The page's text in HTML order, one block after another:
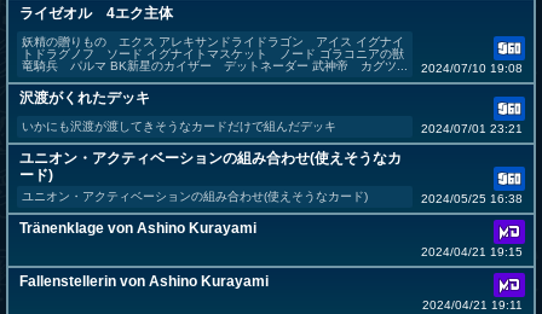
ライゼオル 4エク主体
妖精の贈りもの エクス アレキサンドライドラゴン アイス イグナイ
トドラグノフ ソード イグナイトマスケット ノード ゴラコニアの獣
竜騎兵 パルマ BK新星のカイザー デットネーダー 武神帝 カグツ...
2024/07/10 19:08
沢渡がくれたデッキ
いかにも沢渡が渡してきそうなカードだけで組んだデッキ 2024/07/01 23:21
ユニオン・アクティベーションの組み合わせ(使えそうなカ
ード)
ユニオン・アクティベーションの組み合わせ(使えそうなカード) 2024/05/25 16:38
Tränenklage von Ashino Kurayami
2024/04/21 19:15
Fallenstellerin von Ashino Kurayami
2024/04/21 19:11